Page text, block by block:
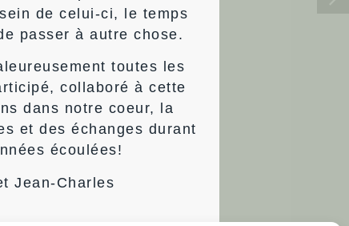
« en chemin »
de celui-ci, le temps
passer à autre chose.
toutes les
collaboré à cette
dans notre coeur, la
et des échanges durant
écoulées!
Jean-Charles